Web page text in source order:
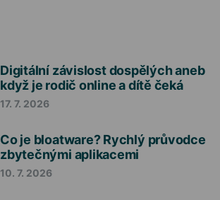
Digitální závislost dospělých aneb
když je rodič online a dítě čeká
17. 7. 2026
Co je bloatware? Rychlý průvodce
zbytečnými aplikacemi
10. 7. 2026